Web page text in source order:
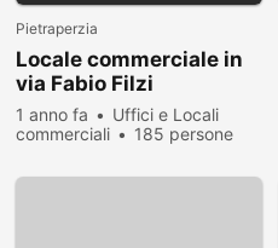
Pietraperzia
Locale commerciale in
via Fabio Filzi
1 anno fa
Uffici e Locali
commerciali
185 persone